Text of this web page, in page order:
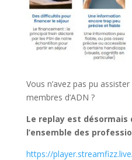
Vous n’avez pas pu
membres d’ADN ?
Le replay est désormais
l’ensemble des
https://